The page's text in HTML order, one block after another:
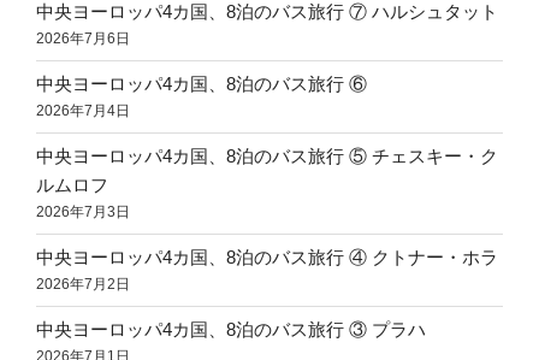
中央ヨーロッパ4カ国、8泊のバス旅行 ⑦ ハルシュタット
2026年7月6日
中央ヨーロッパ4カ国、8泊のバス旅行 ⑥
2026年7月4日
中央ヨーロッパ4カ国、8泊のバス旅行 ⑤ チェスキー・ク
ルムロフ
2026年7月3日
中央ヨーロッパ4カ国、8泊のバス旅行 ④ クトナー・ホラ
2026年7月2日
中央ヨーロッパ4カ国、8泊のバス旅行 ③ プラハ
2026年7月1日